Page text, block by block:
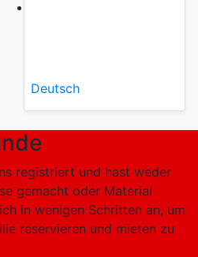
Deutsch
registriert und hast weder
gemacht oder Material
in wenigen Schritten an, um
reservieren und mieten zu